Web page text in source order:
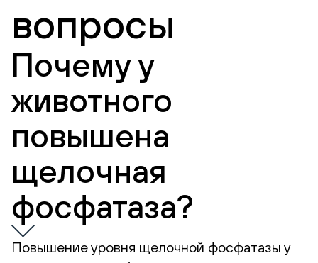
вопросы
Почему у
животного
повышена
щелочная
фосфатаза?
Повышение уровня щелочной фосфатазы у